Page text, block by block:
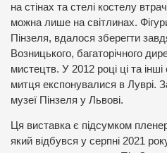
на стінах та стелі костелу
можна лише на світлинах.
Пінзеля, вдалося зберегти
Возницького, багаторічного
мистецтв. У 2012 році ці та інші
митця експонувалися в Луврі.
музеї Пінзеля у Львові.
Ця виставка є підсумком
який відбувся у серпні 2021